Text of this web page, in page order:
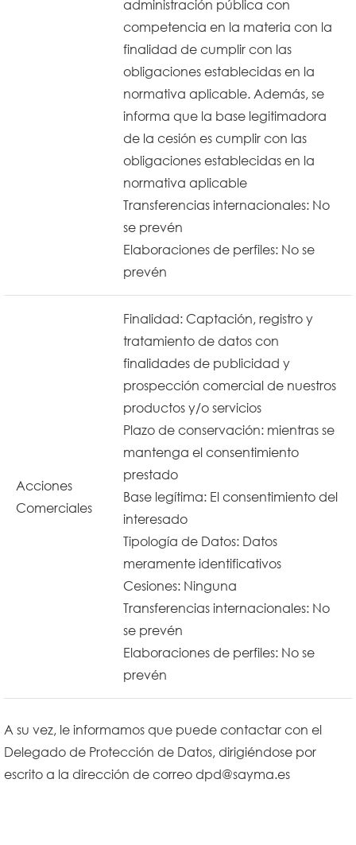
administración pública con
competencia en la materia con la
finalidad de cumplir con las
obligaciones establecidas en la
normativa aplicable. Además, se
informa que la base legitimadora
de la cesión es cumplir con las
obligaciones establecidas en la
normativa aplicable
Transferencias internacionales: No
se prevén
Elaboraciones de perfiles: No se
prevén
Acciones
Comerciales
Finalidad: Captación, registro y
tratamiento de datos con
finalidades de publicidad y
prospección comercial de nuestros
productos y/o servicios
Plazo de conservación: mientras se
mantenga el consentimiento
prestado
Base legítima: El consentimiento del
interesado
Tipología de Datos: Datos
meramente identificativos
Cesiones: Ninguna
Transferencias internacionales: No
se prevén
Elaboraciones de perfiles: No se
prevén
A su vez, le informamos que puede contactar con el
Delegado de Protección de Datos, dirigiéndose por
escrito a la dirección de correo dpd@sayma.es